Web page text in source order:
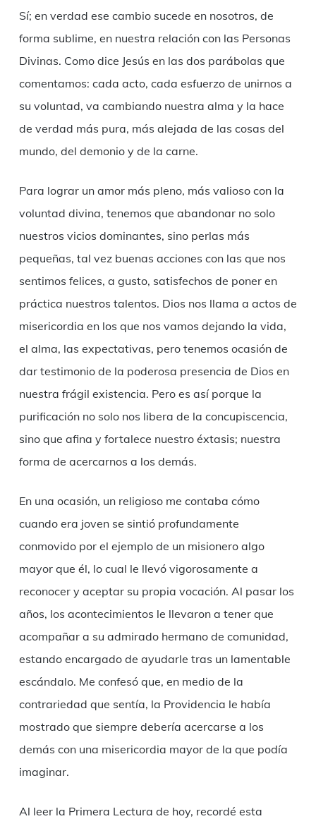
Sí; en verdad ese cambio sucede en nosotros, de
forma sublime, en nuestra relación con las Personas
Divinas. Como dice Jesús en las dos parábolas que
comentamos: cada acto, cada esfuerzo de unirnos a
su voluntad, va cambiando nuestra alma y la hace
de verdad más pura, más alejada de las cosas del
mundo, del demonio y de la carne.
Para lograr un amor más pleno, más valioso con la
voluntad divina, tenemos que abandonar no solo
nuestros vicios dominantes, sino perlas más
pequeñas, tal vez buenas acciones con las que nos
sentimos felices, a gusto, satisfechos de poner en
práctica nuestros talentos. Dios nos llama a actos de
misericordia en los que nos vamos dejando la vida,
el alma, las expectativas, pero tenemos ocasión de
dar testimonio de la poderosa presencia de Dios en
nuestra frágil existencia. Pero es así porque la
purificación no solo nos libera de la concupiscencia,
sino que afina y fortalece nuestro éxtasis; nuestra
forma de acercarnos a los demás.
En una ocasión, un religioso me contaba cómo
cuando era joven se sintió profundamente
conmovido por el ejemplo de un misionero algo
mayor que él, lo cual le llevó vigorosamente a
reconocer y aceptar su propia vocación. Al pasar los
años, los acontecimientos le llevaron a tener que
acompañar a su admirado hermano de comunidad,
estando encargado de ayudarle tras un lamentable
escándalo. Me confesó que, en medio de la
contrariedad que sentía, la Providencia le había
mostrado que siempre debería acercarse a los
demás con una misericordia mayor de la que podía
imaginar.
Al leer la Primera Lectura de hoy, recordé esta